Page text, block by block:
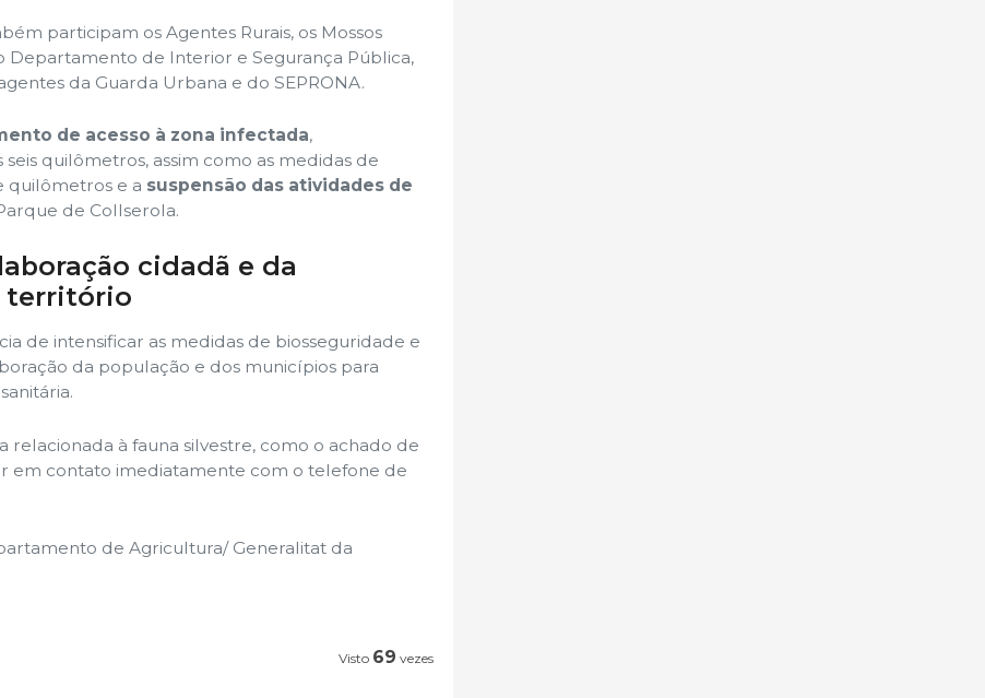
participam os Agentes Rurais, os Mossos
Departamento de Interior e Segurança Pública,
da Guarda Urbana e do SEPRONA.
de acesso à zona infectada,
quilômetros, assim como as medidas de
quilômetros e a suspensão das atividades de
de Collserola.
cidadã e da
território
de intensificar as medidas de biosseguridade e
da população e dos municípios para
à fauna silvestre, como o achado de
em contato imediatamente com o telefone de
de Agricultura/ Generalitat da
Visto 69 vezes